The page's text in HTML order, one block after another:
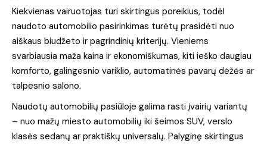
Kiekvienas vairuotojas turi skirtingus poreikius, todėl
naudoto automobilio pasirinkimas turėtų prasidėti nuo
aiškaus biudžeto ir pagrindinių kriterijų. Vieniems
svarbiausia maža kaina ir ekonomiškumas, kiti ieško daugiau
komforto, galingesnio variklio, automatinės pavarų dėžės ar
talpesnio salono.
Naudotų automobilių pasiūloje galima rasti įvairių variantų
– nuo mažų miesto automobilių iki šeimos SUV, verslo
klasės sedanų ar praktiškų universalų. Palyginę skirtingus